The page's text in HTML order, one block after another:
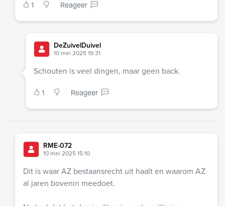
1 Reageer
DeZuivelDuivel
10 mei 2025 19:31
Schouten is veel dingen, maar geen back.
1 Reageer
RME-072
10 mei 2025 15:10
Dit is waar AZ bestaansrecht uit haalt en waarom AZ
al jaren bovenin meedoet.